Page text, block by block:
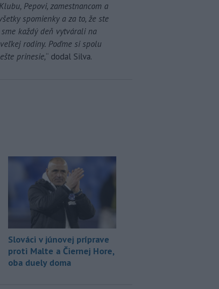
Pepovi, zamestnancom a
spomienky a za to, že ste
každý deň vytvárali na
rodiny. Poďme si spolu
prinesie,“ dodal Silva.
Slováci v júnovej príprave
proti Malte a Čiernej Hore,
oba duely doma